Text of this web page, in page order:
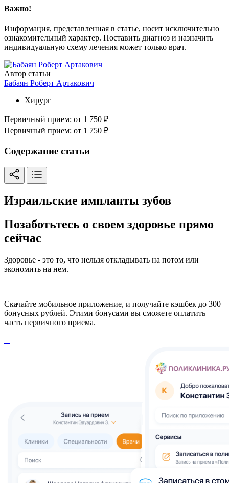
Важно!
Информация, представленная в статье, носит исключительно
ознакомительный характер. Поставить диагноз и назначить
индивидуальную схему лечения может только врач.
Автор статьи
Бабаян Роберт Артакович
Хирург
Первичный прием: от 1 750 ₽
Первичный прием: от 1 750 ₽
Содержание статьи
Израильские импланты зубов
Позаботьтесь о своем здоровье прямо
сейчас
Здоровье - это то, что нельзя откладывать на потом или
экономить на нем.
Скачайте мобильное приложение, и получайте кэшбек до 300
бонусных рублей. Этими бонусами вы сможете оплатить
часть первичного приема.